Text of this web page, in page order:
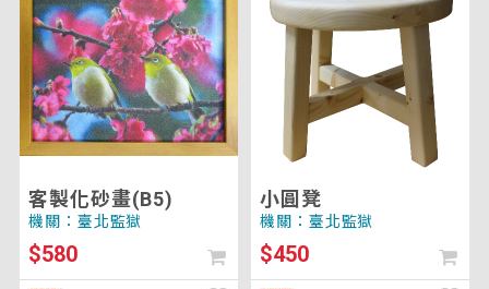
覽
化
砂
畫
(B5)
客製化砂畫(B5)
機關：臺北監獄
$580
覽
小圓凳
機關：臺北監獄
$450